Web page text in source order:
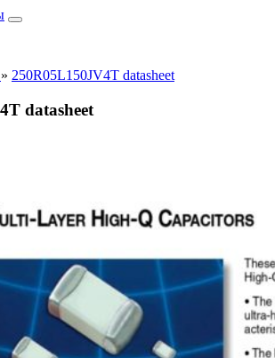
» 250R05L150JV4T datasheet
datasheet